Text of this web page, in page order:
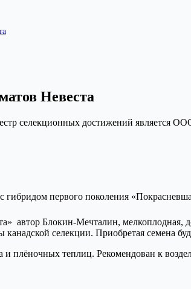
Невеста
селекционных достижений является
первого поколения
автор Блокин-Мечталин, мелкоплодная,
селекции. Приобретая семена
и плёночных теплиц. Рекомендован к